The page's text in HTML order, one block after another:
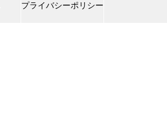
プライバシーポリシー